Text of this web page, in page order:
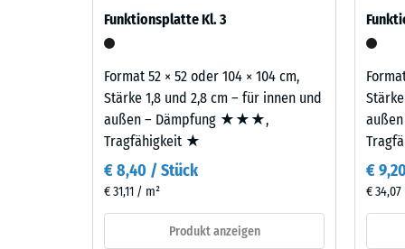
und
erzeugt
ein
natürlich
anmutendes
Farbbild,
mediterrane
Ton-
und
Dichte
780
bis
840
Funktionsplatte Kl. 3
Format 52 × 52 oder 104 × 104 cm,
Stärke 1,8 und 2,8 cm – für innen und
außen – Dämpfung ★★★,
Tragfähigkeit ★
€ 8,40 / Stück
€ 31,11 / m²
Produkt anzeigen
€
€